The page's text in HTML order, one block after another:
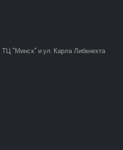
ТЦ "Минск" и ул. Карла Либкнехта